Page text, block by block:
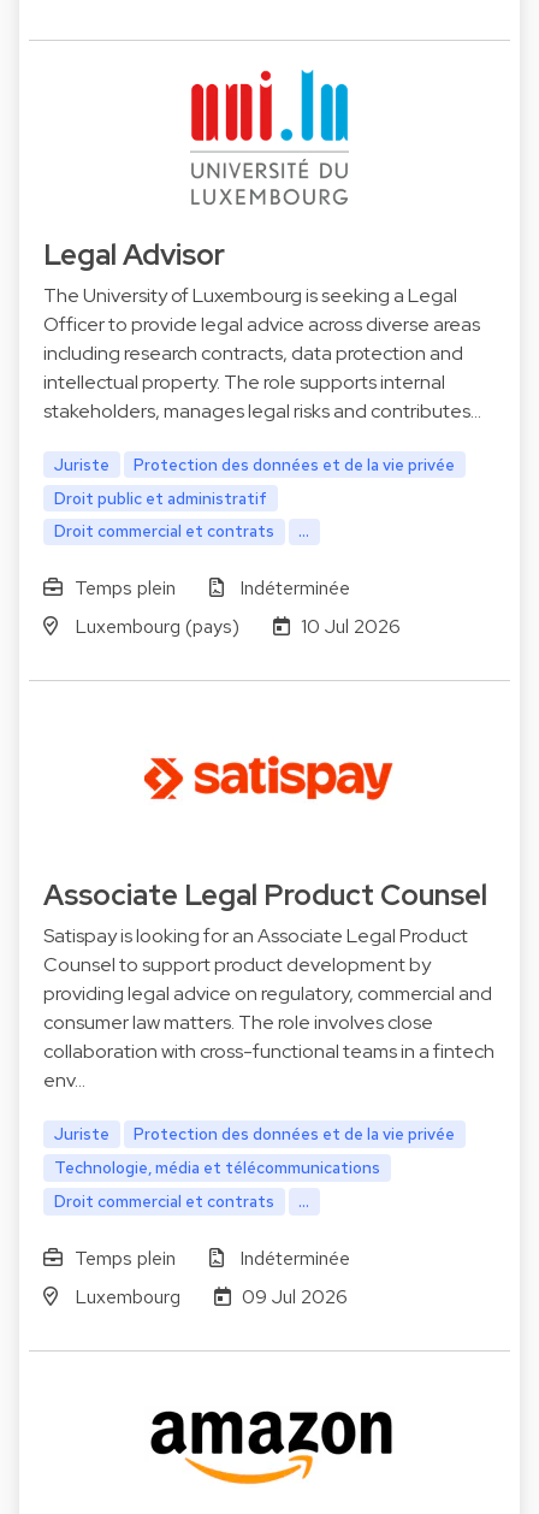
Legal Advisor
The University of Luxembourg is seeking a Legal
Officer to provide legal advice across diverse areas
including research contracts, data protection and
intellectual property. The role supports internal
stakeholders, manages legal risks and contributes…
Juriste
Protection des données et de la vie privée
Droit public et administratif
Droit commercial et contrats
...
Temps plein
Indéterminée
Luxembourg (pays)
10 Jul 2026
Associate Legal Product Counsel
Satispay is looking for an Associate Legal Product
Counsel to support product development by
providing legal advice on regulatory, commercial and
consumer law matters. The role involves close
collaboration with cross-functional teams in a fintech
env…
Juriste
Protection des données et de la vie privée
Technologie, média et télécommunications
Droit commercial et contrats
...
Temps plein
Indéterminée
Luxembourg
09 Jul 2026